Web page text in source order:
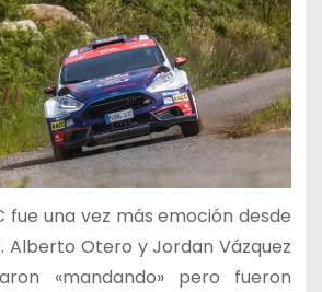
fue una vez más emoción desde
Otero y Jordan Vázquez
«mandando» pero fueron